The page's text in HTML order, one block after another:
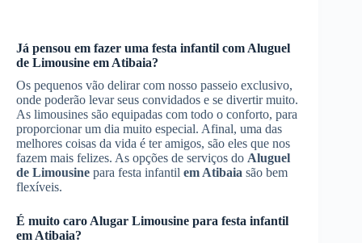
Já pensou em fazer uma festa infantil com Aluguel
de Limousine em Atibaia?
Os pequenos vão delirar com nosso passeio exclusivo,
onde poderão levar seus convidados e se divertir muito.
As limousines são equipadas com todo o conforto, para
proporcionar um dia muito especial. Afinal, uma das
melhores coisas da vida é ter amigos, são eles que nos
fazem mais felizes. As opções de serviços do Aluguel
de Limousine para festa infantil em Atibaia são bem
flexíveis.
É muito caro Alugar Limousine para festa infantil
em Atibaia?